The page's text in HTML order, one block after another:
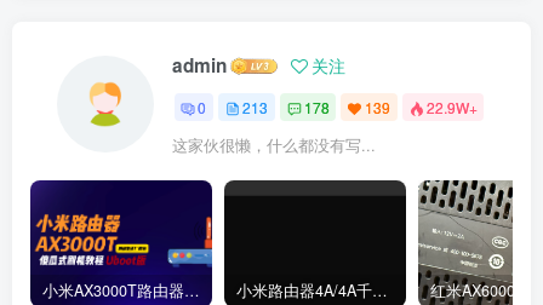
admin 关注
0 213 178 139 22.9W+
这家伙很懒，什么都没有写...
小米AX3000T路由器刷机教程傻瓜式uboot版支持v1v2+恢复原厂系统教程RD03 RD23 小米路由器4A/4A千兆版/R4A/R4AC傻瓜式刷机教程breed版+openwrt分区版支持V1V2+恢复原厂教程